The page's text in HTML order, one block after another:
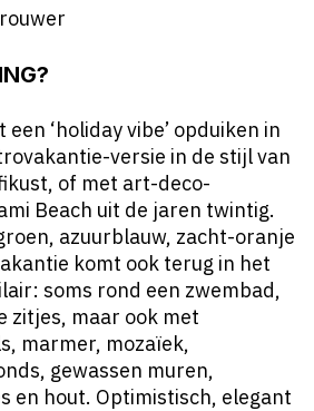
‘holiday vibe’ opduiken in
versie in de stijl van
of met art-deco-
Beach uit de jaren twintig.
azuurblauw, zacht-oranje
komt ook terug in het
soms rond een zwembad,
zitjes, maar ook met
marmer, mozaïek,
gewassen muren,
en hout. Optimistisch, elegant